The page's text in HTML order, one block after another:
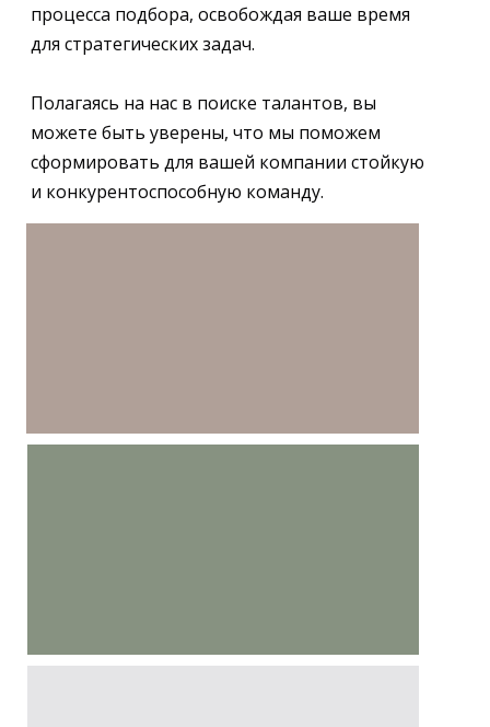
процесса подбора, освобождая ваше время
для стратегических задач.
Полагаясь на нас в поиске талантов, вы
можете быть уверены, что мы поможем
сформировать для вашей компании стойкую
и конкурентоспособную команду.